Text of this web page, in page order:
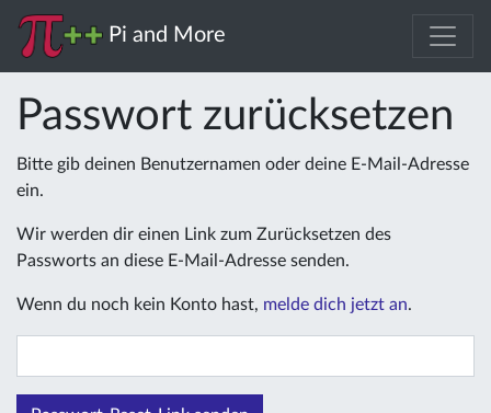
Pi and More
Passwort zurücksetzen
Bitte gib deinen Benutzernamen oder deine E-Mail-Adresse
ein.
Wir werden dir einen Link zum Zurücksetzen des
Passworts an diese E-Mail-Adresse senden.
Wenn du noch kein Konto hast, melde dich jetzt an.